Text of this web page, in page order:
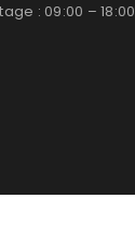
: 09:00 – 18:00